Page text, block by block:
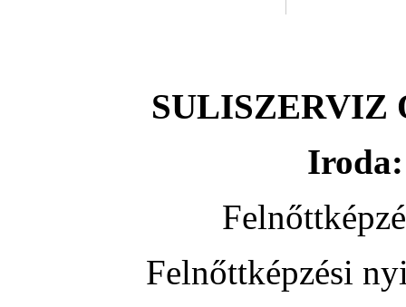
SULISZERVIZ
Iroda:
Felnőttképzési